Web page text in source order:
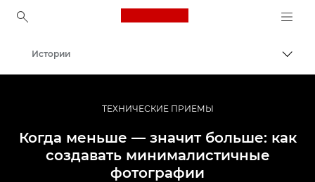
Canon Logo, back to
Профессиональная фото- и видеосъемка
Истории
ТЕХНИЧЕСКИЕ ПРИЕМЫ
Когда меньше — значит больше: как
создавать минималистичные
фотографии